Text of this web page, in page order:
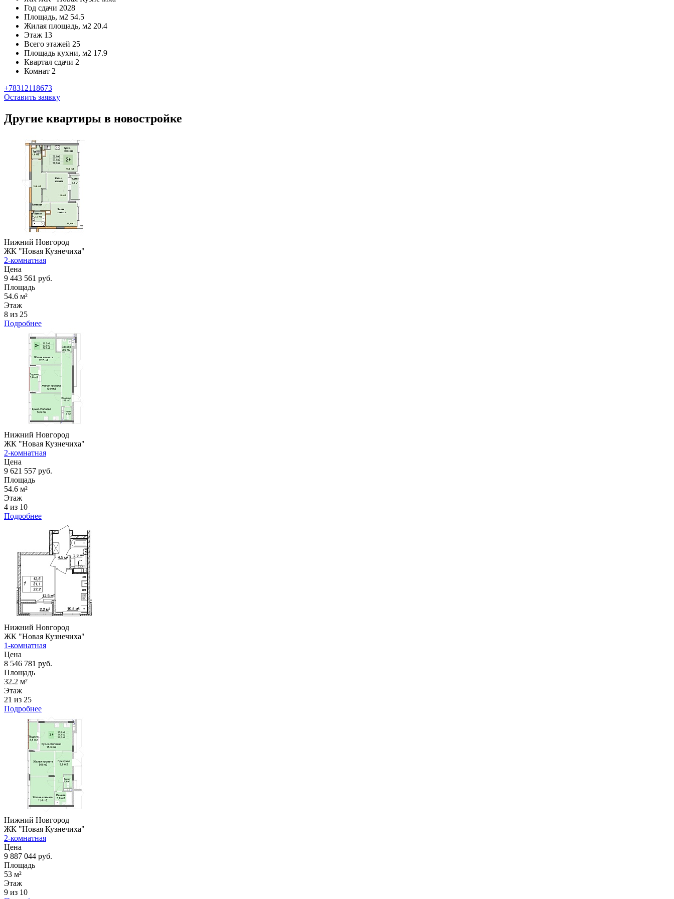
Год сдачи 2028
Площадь, м2 54.5
Жилая площадь, м2 20.4
Этаж 13
Всего этажей 25
Площадь кухни, м2 17.9
Квартал сдачи 2
Комнат 2
+78312118673
Оставить заявку
Другие квартиры в новостройке
Нижний Новгород
ЖК "Новая Кузнечиха"
2-комнатная
Цена
9 443 561 руб.
Площадь
54.6 м²
Этаж
8 из 25
Подробнее
Нижний Новгород
ЖК "Новая Кузнечиха"
2-комнатная
Цена
9 621 557 руб.
Площадь
54.6 м²
Этаж
4 из 10
Подробнее
Нижний Новгород
ЖК "Новая Кузнечиха"
1-комнатная
Цена
8 546 781 руб.
Площадь
32.2 м²
Этаж
21 из 25
Подробнее
Нижний Новгород
ЖК "Новая Кузнечиха"
2-комнатная
Цена
9 887 044 руб.
Площадь
53 м²
Этаж
9 из 10